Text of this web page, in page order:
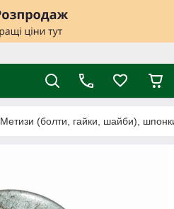
Метизи (болти, гайки, шайби),